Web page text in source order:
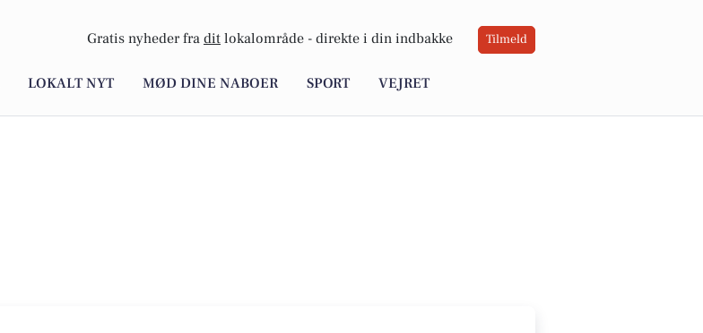
Gratis nyheder fra dit lokalområde - direkte i din indbakke Tilmeld
LOKALT NYT MØD DINE NABOER SPORT VEJRET